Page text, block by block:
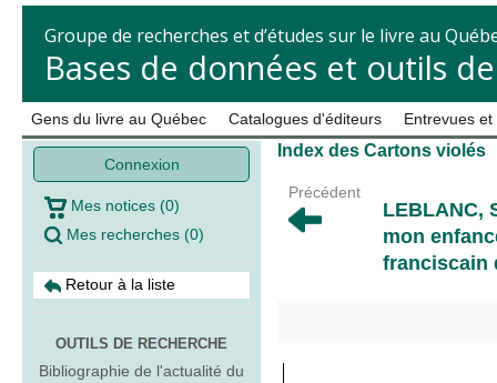
Groupe de recherches et d’études sur le livre au
Bases de données et outils
Gens du livre au Québec Catalogues d'éditeurs Entrevues
Connexion
Mes notices (0)
Mes recherches (0)
Retour à la liste
OUTILS DE RECHERCHE
Bibliographie de l'actualité du
Index des Cartons violés
Précédent
LEBLANC,
mon
franciscain